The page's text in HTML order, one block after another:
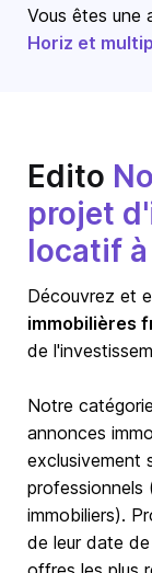
Vous êtes une
Horiz et
Edito
projet
locatif
Découvrez et
immobilières
de
Notre
annonces
exclusivement
professionnels
immobiliers).
de leur date